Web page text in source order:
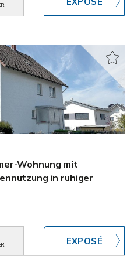
Wohnung mit
in ruhiger